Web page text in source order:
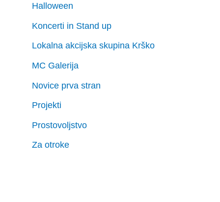
Halloween
Koncerti in Stand up
Lokalna akcijska skupina Krško
MC Galerija
Novice prva stran
Projekti
Prostovoljstvo
Za otroke